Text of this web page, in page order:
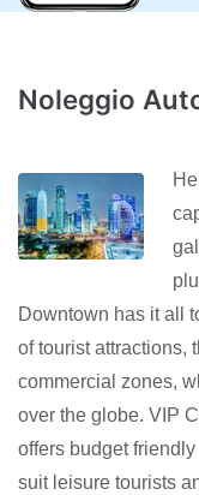
Noleggio
Downtown has it all
of tourist attractions,
commercial zones,
over the globe. VIP
offers budget
suit leisure tourists